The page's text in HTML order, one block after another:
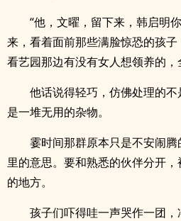
“他，文曜，留下来，韩启
来，看着面前那些满脸惊恐的孩
看艺园那边有没有女人想领养的
他话说得轻巧，仿佛处理的
是一堆无用的杂物。
霎时间那群原本只是不安闹
里的意思。要和熟悉的伙伴分开
的地方。
孩子们吓得哇一声哭作一团